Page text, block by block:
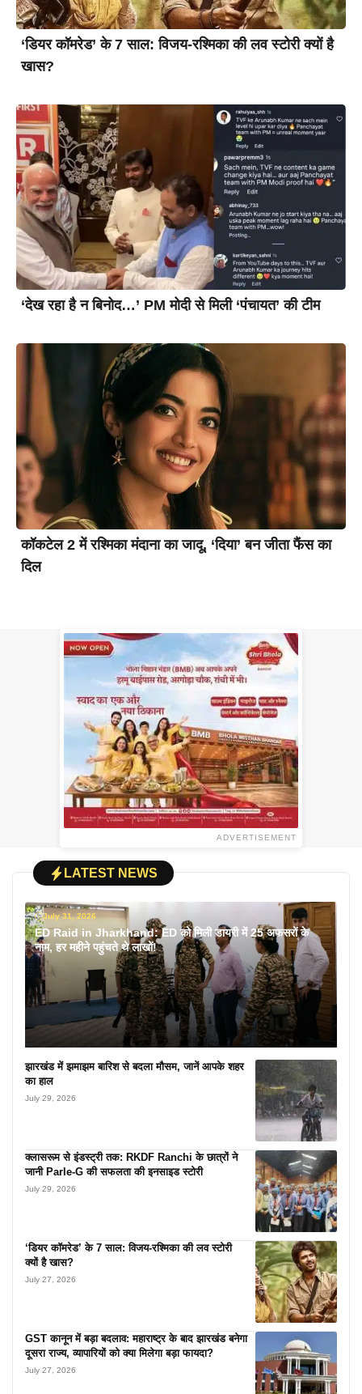
‘डियर कॉमरेड’ के 7 साल: विजय-रश्मिका की लव स्टोरी क्यों है
खास?
‘देख रहा है न बिनोद…’ PM मोदी से मिली ‘पंचायत’ की टीम
कॉकटेल 2 में रश्मिका मंदाना का जादू, ‘दिया’ बन जीता फैंस का
दिल
ADVERTISEMENT
LATEST NEWS
July 31, 2026
ED Raid in Jharkhand: ED को मिली डायरी में 25 अफसरों के
नाम, हर महीने पहुंचते थे लाखों!
झारखंड में झमाझम बारिश से बदला मौसम, जानें आपके शहर
का हाल
July 29, 2026
क्लासरूम से इंडस्ट्री तक: RKDF Ranchi के छात्रों ने
जानी Parle-G की सफलता की इनसाइड स्टोरी
July 29, 2026
‘डियर कॉमरेड’ के 7 साल: विजय-रश्मिका की लव स्टोरी
क्यों है खास?
July 27, 2026
GST कानून में बड़ा बदलाव: महाराष्ट्र के बाद झारखंड बनेगा
दूसरा राज्य, व्यापारियों को क्या मिलेगा बड़ा फायदा?
July 27, 2026